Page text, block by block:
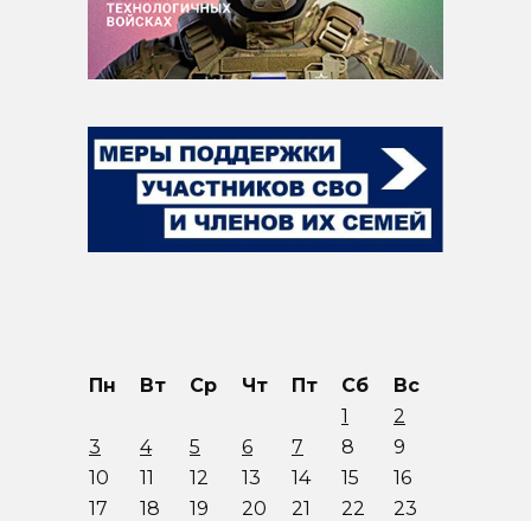
Пн Вт Ср Чт Пт Сб
Вс
1
2
3
4 5 6 7 8
9
10
11 12 13 14 15
16
17
18 19 20 21 22
23